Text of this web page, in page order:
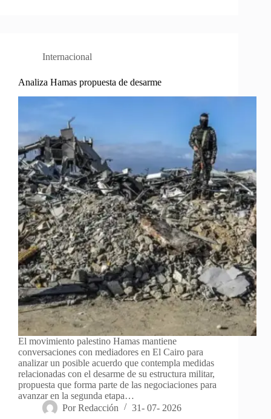
Internacional
Analiza Hamas propuesta de desarme
El movimiento palestino Hamas mantiene
conversaciones con mediadores en El Cairo para
analizar un posible acuerdo que contempla medidas
relacionadas con el desarme de su estructura militar,
propuesta que forma parte de las negociaciones para
avanzar en la segunda etapa…
Por Redacción 31- 07- 2026